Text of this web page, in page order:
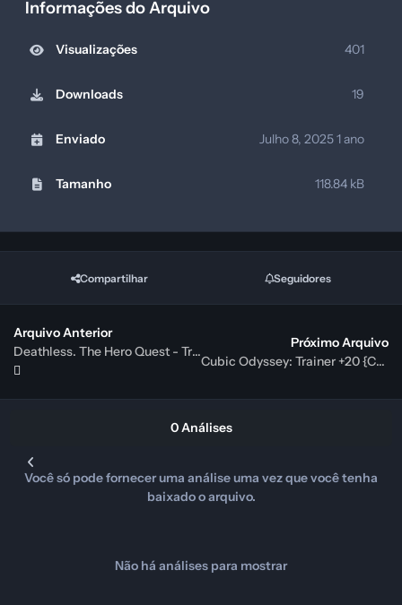
Informações do Arquivo
Visualizações 401
Downloads 19
Enviado Julho 8, 20251 ano
Tamanho 118.84 kB
Compartilhar Seguidores
Arquivo Anterior
Deathless. The Hero Quest - Trainer +7 {CheatHappens.com}
Próximo Arquivo
Cubic Odyssey: Trainer +20 {CheatHappens.com}
0 Análises
Você só pode fornecer uma análise uma vez que você tenha
baixado o arquivo.
Não há análises para mostrar